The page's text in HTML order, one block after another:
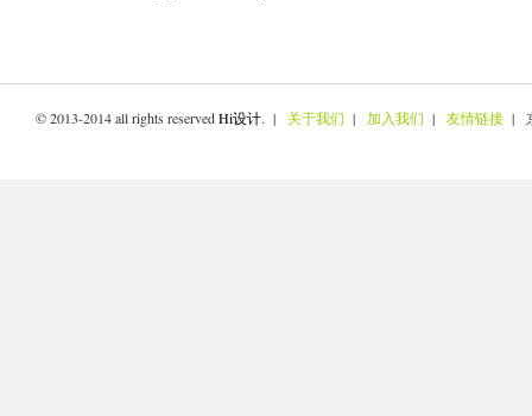
© 2013-2014 all rights reservedHi设计. | 关于我们 | 加入我们 | 友情链接 |